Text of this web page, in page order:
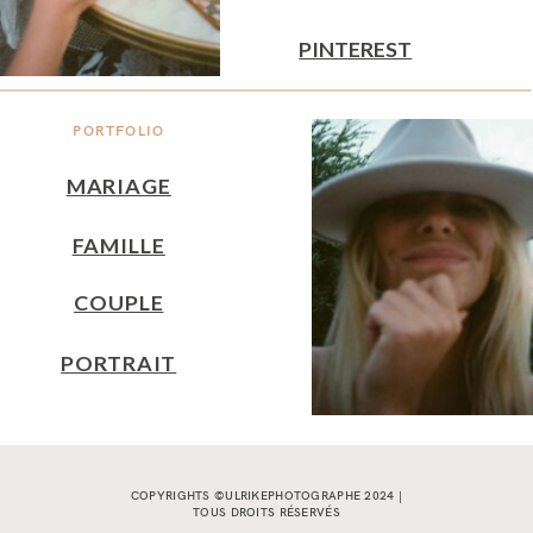
PORTFOLIO
MARIAGE
FAMILLE
PINTEREST
COUPLE
PORTRAIT
COPYRIGHTS ©ULRIKEPHOTOGRAPHE 2024 |
TOUS DROITS RÉSERVÉS